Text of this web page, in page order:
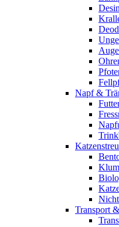
Napf &
Katzenstreu
Transport